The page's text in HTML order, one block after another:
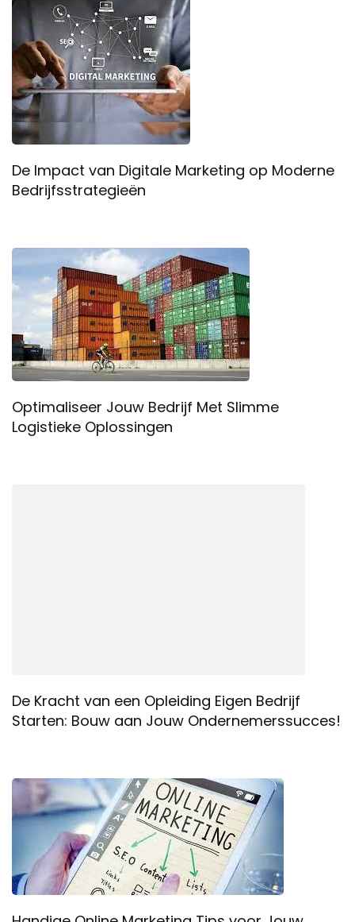
De Impact van Digitale Marketing op Moderne
Bedrijfsstrategieën
Optimaliseer Jouw Bedrijf Met Slimme
Logistieke Oplossingen
De Kracht van een Opleiding Eigen Bedrijf
Starten: Bouw aan Jouw Ondernemerssucces!